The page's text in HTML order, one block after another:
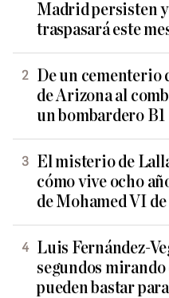
Madrid persisten
traspasará este
De un cementerio
de Arizona al
un bombardero B1
El misterio de
cómo vive ocho
de Mohamed VI
Luis Fernández-
segundos
pueden bastar